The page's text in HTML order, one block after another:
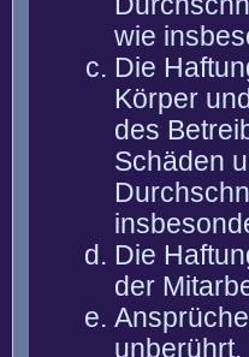
wie
Die
Körper
des
Schäden
Die
der
unberührt.